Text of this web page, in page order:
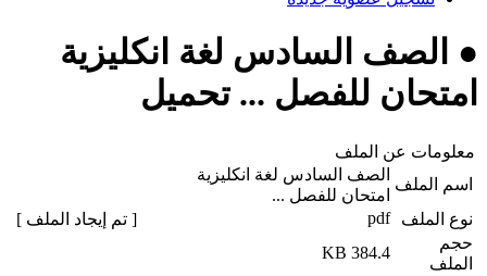
● الصف السادس لغة انكليزية
امتحان للفصل ... تحميل
معلومات عن الملف
اسم الملف
الصف السادس لغة انكليزية
امتحان للفصل ...
نوع الملف
pdf
حجم
الملف
384.4 KB
[ تم إيجاد الملف ]